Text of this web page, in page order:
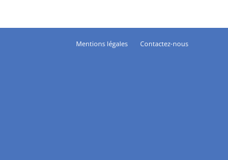
Mentions légales Contactez-nous